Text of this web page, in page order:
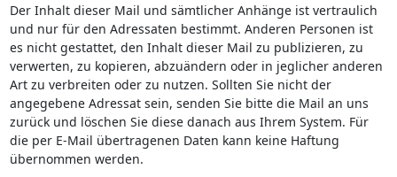
Der Inhalt dieser Mail und sämtlicher Anhänge ist vertraulich
und nur für den Adressaten bestimmt. Anderen Personen ist
es nicht gestattet, den Inhalt dieser Mail zu publizieren, zu
verwerten, zu kopieren, abzuändern oder in jeglicher anderen
Art zu verbreiten oder zu nutzen. Sollten Sie nicht der
angegebene Adressat sein, senden Sie bitte die Mail an uns
zurück und löschen Sie diese danach aus Ihrem System. Für
die per E-Mail übertragenen Daten kann keine Haftung
übernommen werden.